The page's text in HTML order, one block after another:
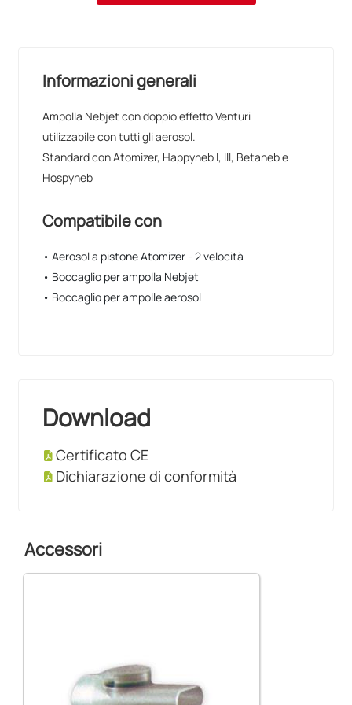
Informazioni generali
Ampolla Nebjet con doppio effetto Venturi
utilizzabile con tutti gli aerosol.
Standard con Atomizer, Happyneb I, III, Betaneb e
Hospyneb
Compatibile con
• Aerosol a pistone Atomizer - 2 velocità
• Boccaglio per ampolla Nebjet
• Boccaglio per ampolle aerosol
Download
Certificato CE
Dichiarazione di conformità
Accessori